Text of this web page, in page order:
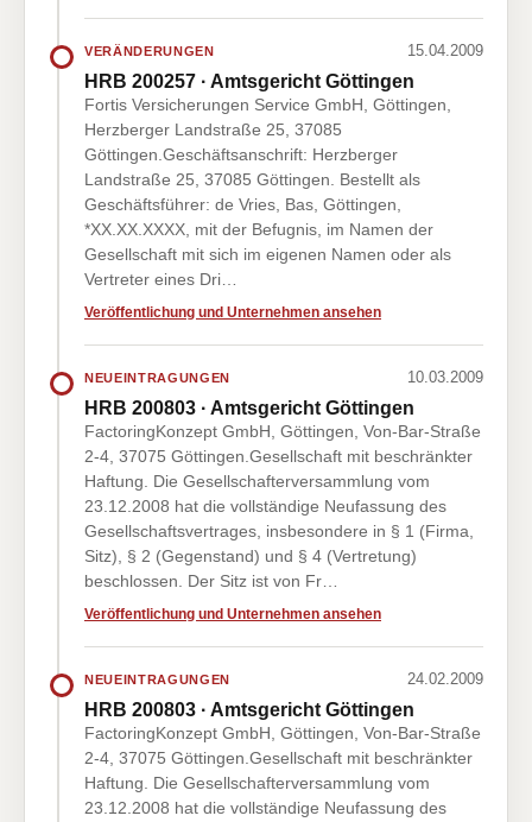
VERÄNDERUNGEN 15.04.2009
HRB 200257 · Amtsgericht Göttingen
Fortis Versicherungen Service GmbH, Göttingen,
Herzberger Landstraße 25, 37085
Göttingen.Geschäftsanschrift: Herzberger
Landstraße 25, 37085 Göttingen. Bestellt als
Geschäftsführer: de Vries, Bas, Göttingen,
*XX.XX.XXXX, mit der Befugnis, im Namen der
Gesellschaft mit sich im eigenen Namen oder als
Vertreter eines Dri…
Veröffentlichung und Unternehmen ansehen
NEUEINTRAGUNGEN 10.03.2009
HRB 200803 · Amtsgericht Göttingen
FactoringKonzept GmbH, Göttingen, Von-Bar-Straße
2-4, 37075 Göttingen.Gesellschaft mit beschränkter
Haftung. Die Gesellschafterversammlung vom
23.12.2008 hat die vollständige Neufassung des
Gesellschaftsvertrages, insbesondere in § 1 (Firma,
Sitz), § 2 (Gegenstand) und § 4 (Vertretung)
beschlossen. Der Sitz ist von Fr…
Veröffentlichung und Unternehmen ansehen
NEUEINTRAGUNGEN 24.02.2009
HRB 200803 · Amtsgericht Göttingen
FactoringKonzept GmbH, Göttingen, Von-Bar-Straße
2-4, 37075 Göttingen.Gesellschaft mit beschränkter
Haftung. Die Gesellschafterversammlung vom
23.12.2008 hat die vollständige Neufassung des